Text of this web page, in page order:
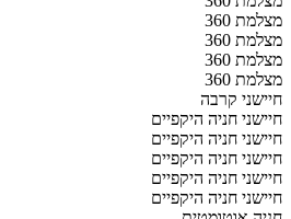
מצלמת 360
מצלמת 360
מצלמת 360
מצלמת 360
חיישני קרבה
חיישני חניה היקפיים
חיישני חניה היקפיים
חיישני חניה היקפיים
חיישני חניה היקפיים
חיישני חניה היקפיים